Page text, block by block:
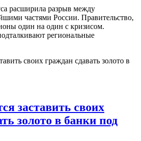
расширила разрыв между
частями России. Правительство,
один на один с кризисом.
региональные
заставить своих
золото в банки под